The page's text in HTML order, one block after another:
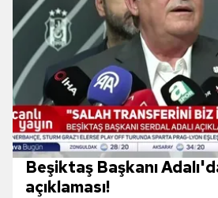
hazırlanmış Aydınlatma Metnimizi
ilgili mevzuata uygun olarak
almak için lütfentıklayınız
Beşiktaş Başkanı
açıklaması!